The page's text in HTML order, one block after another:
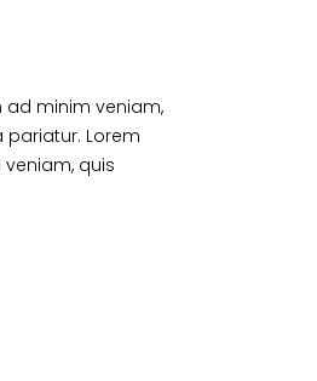
ad minim veniam,
Lorem
quis